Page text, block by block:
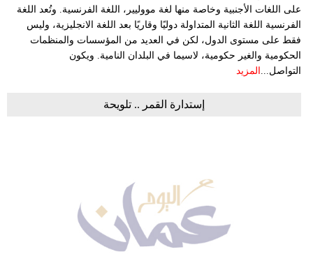
على اللغات الأجنبية وخاصة منها لغة مووليير، اللغة الفرنسية. وتُعد اللغة
الفرنسية اللغة الثانية المتداولة دوليًا وقاريًا بعد اللغة الانجليزية، وليس
فقط على مستوى الدول، لكن في العديد من المؤسسات والمنظمات
الحكومية والغير حكومية، لاسيما في البلدان النامية. ويكون
التواصل... المزيد
إستدارة القمر .. تلويحة